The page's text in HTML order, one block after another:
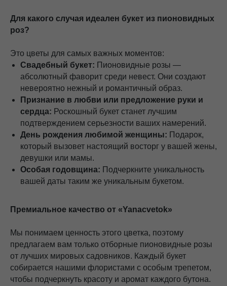
Для какого случая идеален букет из пионовидных
роз?
Это цветы для самых важных моментов:
Свадебный букет: Пионовидные розы —
абсолютный фаворит среди невест. Они создают
невероятно нежный и романтичный образ.
Признание в любви или предложение руки и
сердца: Роскошный букет станет лучшим
подтверждением серьезности ваших намерений.
День рождения любимой женщины: Подарок,
который вызовет настоящий восторг у вашей жены,
девушки или мамы.
Особая годовщина: Подчеркните уникальность
вашей даты таким же уникальным букетом.
Премиальное качество от «Yanacvetok»
Мы понимаем ценность этого цветка, поэтому
предлагаем вам только отборные пионовидные розы
от лучших мировых садовников. Каждый букет
собирается нашими флористами с особым трепетом,
чтобы подчеркнуть красоту и аромат каждого бутона.